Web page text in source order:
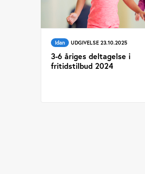
Idan UDGIVELSE 23.10.2025
3-6 åriges deltagelse i
fritidstilbud 2024